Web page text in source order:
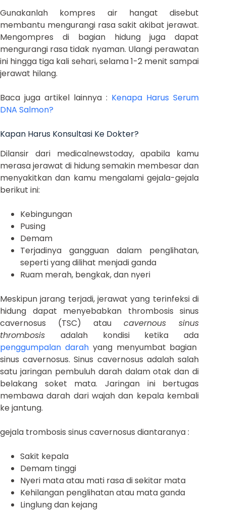
Gunakanlah kompres air hangat disebut
membantu mengurangi rasa sakit akibat jerawat.
Mengompres di bagian hidung juga dapat
mengurangi rasa tidak nyaman. Ulangi perawatan
ini hingga tiga kali sehari, selama 1-2 menit sampai
jerawat hilang.
Baca juga artikel lainnya : Kenapa Harus Serum
DNA Salmon?
Kapan Harus Konsultasi Ke Dokter?
Dilansir dari medicalnewstoday, apabila kamu
merasa jerawat di hidung semakin membesar dan
menyakitkan dan kamu mengalami gejala-gejala
berikut ini:
Kebingungan
Pusing
Demam
Terjadinya gangguan dalam penglihatan,
seperti yang dilihat menjadi ganda
Ruam merah, bengkak, dan nyeri
Meskipun jarang terjadi, jerawat yang terinfeksi di
hidung dapat menyebabkan thrombosis sinus
cavernosus (TSC) ataucavernous sinus
thrombosis adalah kondisi ketika ada
penggumpalan darahyang menyumbat bagian
sinus cavernosus. Sinus cavernosus adalah salah
satu jaringan pembuluh darah dalam otak dan di
belakang soket mata. Jaringan ini bertugas
membawa darah dari wajah dan kepala kembali
ke jantung.
gejala trombosis sinus cavernosus diantaranya :
Sakit kepala
Demam tinggi
Nyeri mata atau mati rasa di sekitar mata
Kehilangan penglihatan atau mata ganda
Linglung dan kejang